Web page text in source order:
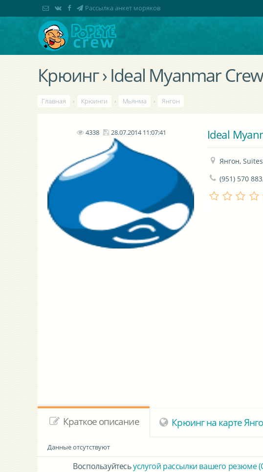
Крюинг › Ideal Myanmar
Главная › Крюинги › Мьянма › Янгон
4338 28.07.2014 11:07:41 Ideal
Янгон,
(951) 570
Краткое описание Крюинг на карте
Данные отсутствуют
Воспользуйтесьуслугой рассылки вашего резюме
Рассылка анкет моряков